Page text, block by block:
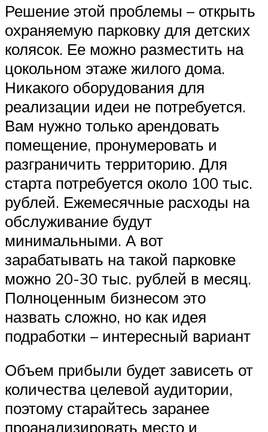
Решение этой проблемы – открыть
охраняемую парковку для детских
колясок. Ее можно разместить на
цокольном этаже жилого дома.
Никакого оборудования для
реализации идеи не потребуется.
Вам нужно только арендовать
помещение, пронумеровать и
разграничить территорию. Для
старта потребуется около 100 тыс.
рублей. Ежемесячные расходы на
обслуживание будут
минимальными. А вот
зарабатывать на такой парковке
можно 20-30 тыс. рублей в месяц.
Полноценным бизнесом это
назвать сложно, но как идея
подработки – интересный вариант
Объем прибыли будет зависеть от
количества целевой аудитории,
поэтому старайтесь заранее
проанализировать место и